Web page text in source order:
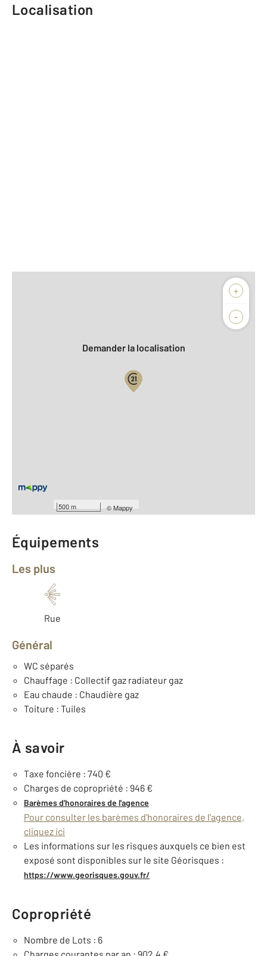
Localisation
+
-
500 m ©Mappy
Biens vendus
Demander la localisation
Type de construction : Traditionnelle
Année construction : 1900
Équipements
Les plus
Rue
Général
WC séparés
Chauffage : Collectif gaz radiateur gaz
Eau chaude : Chaudière gaz
Toiture : Tuiles
À savoir
Taxe foncière : 740 €
Charges de copropriété : 946 €
Barèmes d'honoraires de l'agence
Pour consulter les barèmes d'honoraires de l'agence,
cliquez ici
Les informations sur les risques auxquels ce bien est
exposé sont disponibles sur le site Géorisques :
https://www.georisques.gouv.fr/
Copropriété
Nombre de Lots : 6